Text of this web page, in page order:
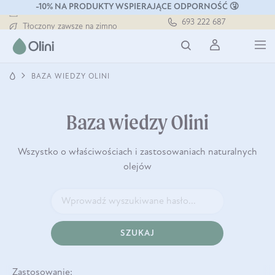
-10% NA PRODUKTY WSPIERAJĄCE ODPORNOŚĆ 🤧
Darmowa dostawa od 199 zł
Tłoczony zawsze na zimno
Darmowa dostawa od 199 zł
693 222 687
BAZA WIEDZY OLINI
Baza wiedzy Olini
Wszystko o właściwościach i zastosowaniach naturalnych
olejów
SZUKAJ
Zastosowanie: